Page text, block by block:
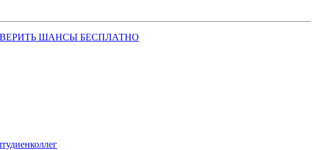
ШАНСЫ БЕСПЛАТНО